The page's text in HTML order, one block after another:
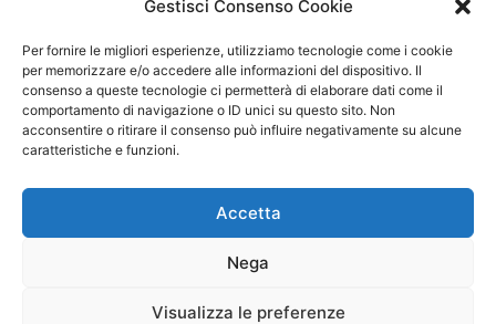
Gestisci Consenso Cookie
Per fornire le migliori esperienze, utilizziamo tecnologie come i cookie
per memorizzare e/o accedere alle informazioni del dispositivo. Il
consenso a queste tecnologie ci permetterà di elaborare dati come il
comportamento di navigazione o ID unici su questo sito. Non
acconsentire o ritirare il consenso può influire negativamente su alcune
caratteristiche e funzioni.
Accetta
Nega
Visualizza le preferenze
Approfondimenti meteo e clima
Consulta la rete di stazioni meteo
Il progetto Meteo Valle d’Aosta
Installa la tua stazione meteo
Meteovalledaosta.it non è in alcun modo legato a Regione Valle
d’Aosta, né ad ARPA Valle d’Aosta.
Disegnato e sviluppato da Fluens Comunicazione